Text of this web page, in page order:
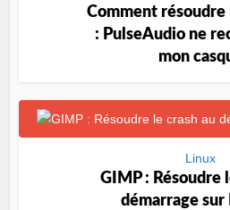
Comment résoudre
: PulseAudio ne
mon
Linux
GIMP : Résoudre
démarrage sur